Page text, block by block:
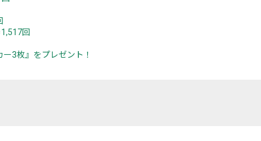
回
3枚』をプレゼント！